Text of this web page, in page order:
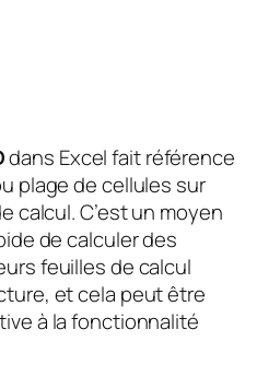
dans Excel fait référence
plage de cellules sur
calcul. C’est un moyen
de calculer des
feuilles de calcul
et cela peut être
à la fonctionnalité